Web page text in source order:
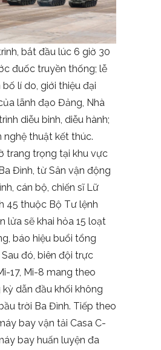
bắt đầu lúc 6 giờ 30
đuốc truyền thống; lễ
lí do, giới thiệu đại
lãnh đạo Đảng, Nhà
diễu binh, diễu hành;
nghệ thuật kết thúc.
trang trọng tại khu vực
Đình, từ Sân vận động
cán bộ, chiến sĩ Lữ
45 thuộc Bộ Tư lệnh
lửa sẽ khai hỏa 15 loạt
báo hiệu buổi tổng
đó, biên đội trực
17, Mi-8 mang theo
dẫn đầu khối không
trời Ba Đình. Tiếp theo
bay vận tải Casa C-
bay huấn luyện đa